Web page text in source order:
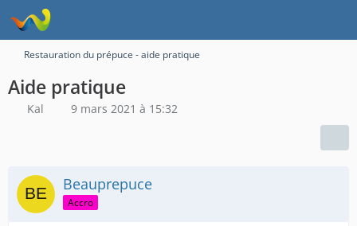
Restauration du prépuce - aide pratique
Aide pratique
Kal 9 mars 2021 à 15:32
Beauprepuce
Accro